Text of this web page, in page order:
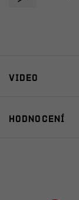
Video
Hodnocení